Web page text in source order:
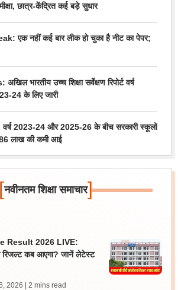
छात्र-केंद्रित कई बड़े सुधार
एक नहीं कई बार लीक हो चुका है नीट का पेपर;
भारतीय उच्च शिक्षा सर्वेक्षण रिपोर्ट वर्ष
24 के लिए जारी
2023-24 और 2025-26 के बीच सरकारी स्कूलों
लाख की कमी आई
नवीनतम शिक्षा समाचार]
Result 2026 LIVE:
रिजल्ट कब आएगा? जानें लेटेस्ट
2026 | 2 mins read